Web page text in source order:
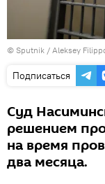
© Sputnik / Aleksey
Подписаться
Суд
решением
на время
два месяца.